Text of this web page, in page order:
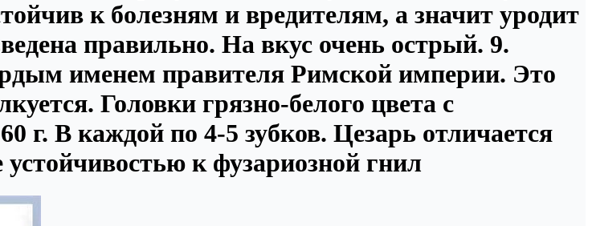
к болезням и вредителям, а значит уродит
правильно. На вкус очень острый. 9.
именем правителя Римской империи. Это
Головки грязно-белого цвета с
г. В каждой по 4-5 зубков. Цезарь отличается
к фузариозной гнил